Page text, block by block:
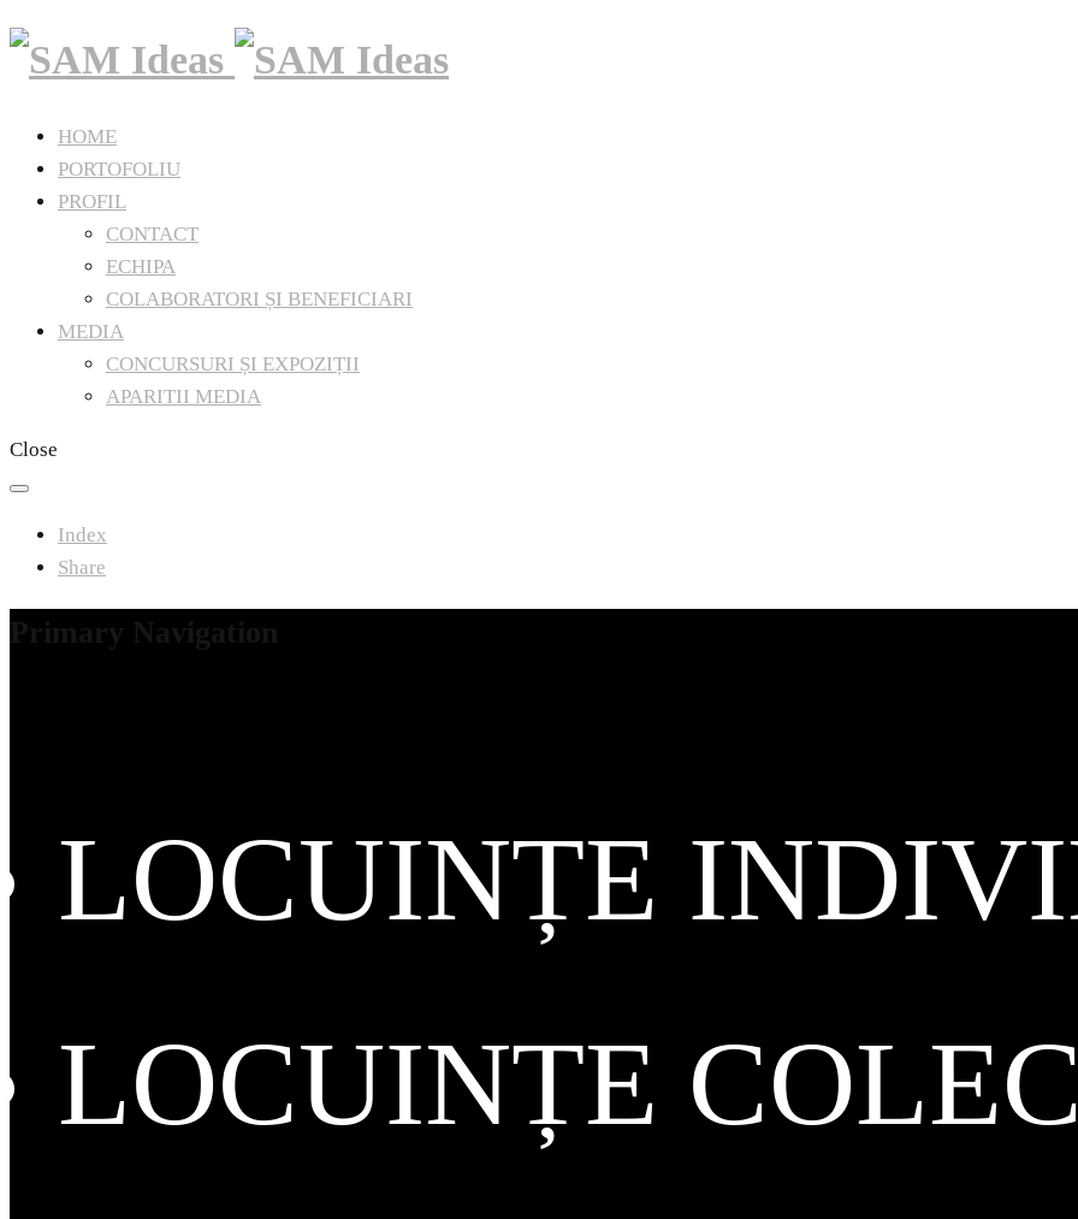
HOME
PORTOFOLIU
PROFIL
CONTACT
ECHIPA
COLABORATORI ȘI BENEFICIARI
MEDIA
CONCURSURI ȘI EXPOZIȚII
APARITII MEDIA
Close
Index
Share
LOCUINȚE
LOCUINȚE